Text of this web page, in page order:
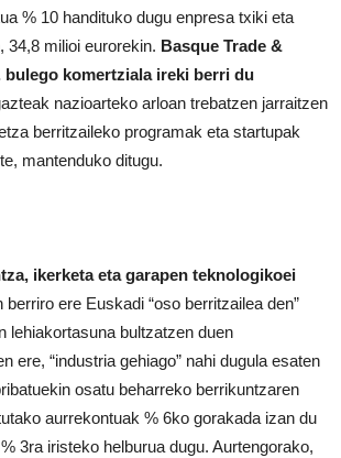
% 10 handituko dugu enpresa txiki eta
34,8 milioi eurorekin. Basque Trade &
bulego komertziala ireki berri du
nazioarteko arloan trebatzen jarraitzen
berritzaileko programak eta startupak
mantenduko ditugu.
ikerketa eta garapen teknologikoei
ere Euskadi “oso berritzailea den”
lehiakortasuna bultzatzen duen
ere, “industria gehiago” nahi dugula esaten
osatu beharreko berrikuntzaren
aurrekontuak % 6ko gorakada izan du
3ra iristeko helburua dugu. Aurtengorako,